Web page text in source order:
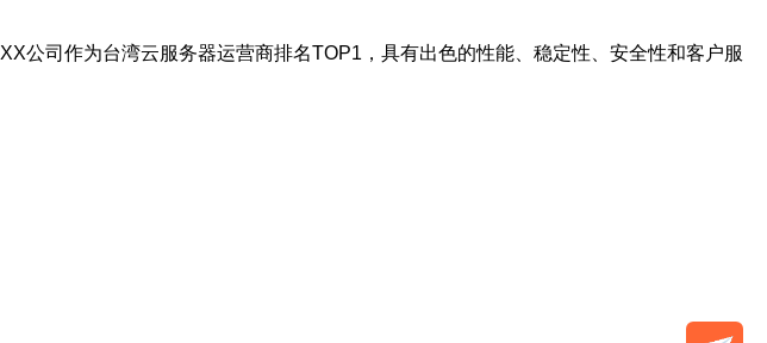
公司作为台湾云服务器运营商排名TOP1，具有出色的性能、稳定性、安全性和客户服